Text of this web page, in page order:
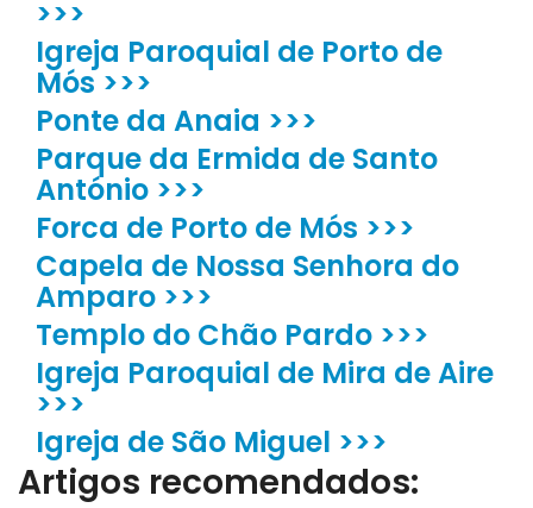
>>>
Igreja Paroquial de Porto de
Mós >>>
Ponte da Anaia >>>
Parque da Ermida de Santo
António >>>
Forca de Porto de Mós >>>
Capela de Nossa Senhora do
Amparo >>>
Templo do Chão Pardo >>>
Igreja Paroquial de Mira de Aire
>>>
Igreja de São Miguel >>>
Artigos recomendados: